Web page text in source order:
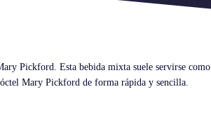
Pickford. Esta bebida mixta suele servirse como
Mary Pickford de forma rápida y sencilla.